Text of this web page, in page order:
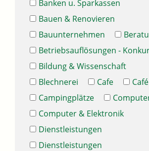
Banken u. Sparkassen
Bauen & Renovieren
Bauunternehmen
Betriebsauflösungen -
Bildung & Wissenschaft
Blechnerei
Cafe
Café
Campingplätze
Computer & Elektronik
Dienstleistungen
Dienstleistungen